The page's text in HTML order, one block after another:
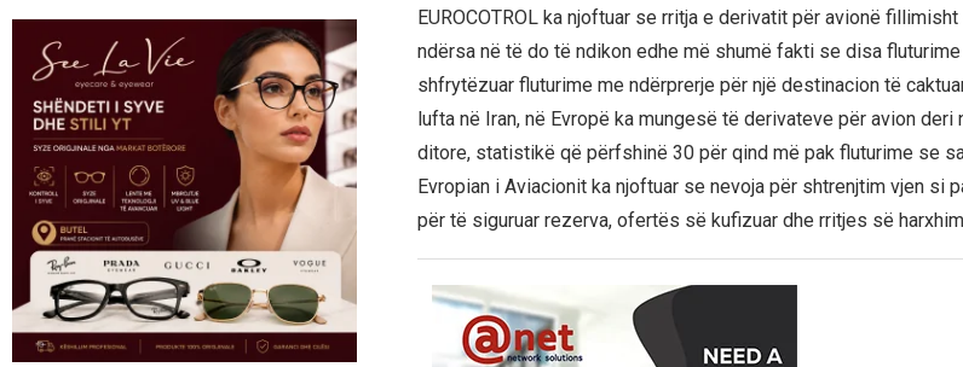
EUROCOTROL ka njoftuar se rritja e derivatit për avionë
ndërsa në të do të ndikon edhe më shumë fakti se disa
shfrytëzuar fluturime me ndërprerje për një destinacion të
lufta në Iran, në Evropë ka mungesë të derivateve për avion
ditore, statistikë që përfshinë 30 për qind më pak fluturime se
Evropian i Aviacionit ka njoftuar se nevoja për shtrenjtim vjen si
për të siguruar rezerva, ofertës së kufizuar dhe rritjes së